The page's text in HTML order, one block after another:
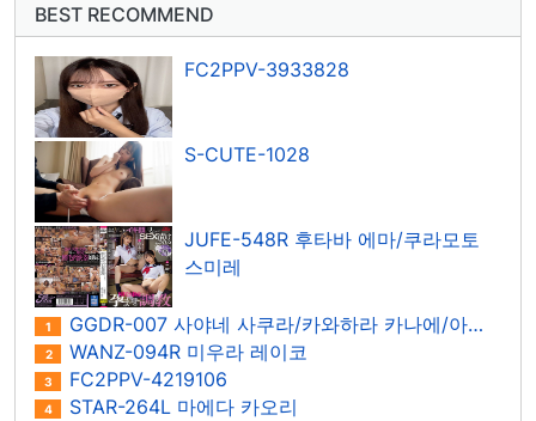
BEST RECOMMEND
FC2PPV-3933828
S-CUTE-1028
JUFE-548R 후타바 에마/쿠라모토
스미레
1 GGDR-007 사야네 사쿠라/카와하라 카나에/아키라 에리/아라이 에리/오사와 유카/야요이 미즈키/오이카와 우미
2 WANZ-094R 미우라 레이코
3 FC2PPV-4219106
4 STAR-264L 마에다 카오리